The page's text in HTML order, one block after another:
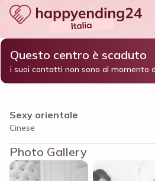
Home / Alessandria e provincia /
Sexy orientale
Questo centro è scaduto
i suoi contatti non sono al momento
Sexy orientale
Cinese
Photo Gallery